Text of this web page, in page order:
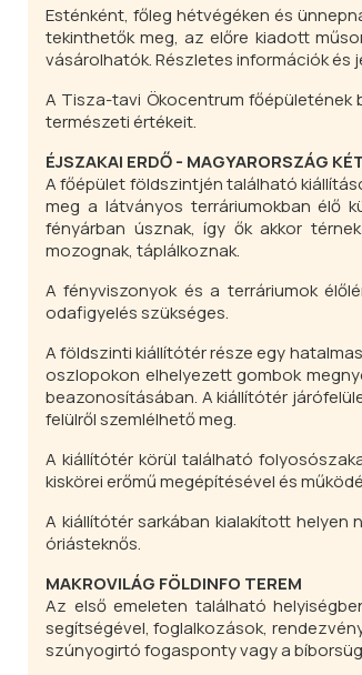
Esténként, főleg hétvégéken és
tekinthetők meg, az előre kiadott
vásárolhatók. Részletes információk
A Tisza-tavi Ökocentrum főépületének
természeti értékeit.
ÉJSZAKAI ERDŐ - MAGYARORSZÁG
A főépület földszintjén található
meg a látványos terráriumokban élő
fényárban úsznak, így ők akkor
mozognak, táplálkoznak.
A fényviszonyok és a terráriumok
odafigyelés szükséges.
A földszinti kiállítótér része egy
oszlopokon elhelyezett gombok
beazonosításában. A kiállítótér
felülről szemlélhető meg.
A kiállítótér körül található
kiskörei erőmű megépítésével és
A kiállítótér sarkában kialakított helyen
óriásteknős.
MAKROVILÁG FÖLDINFO TEREM
Az első emeleten található
segítségével, foglalkozások,
szúnyogirtó fogasponty vagy a